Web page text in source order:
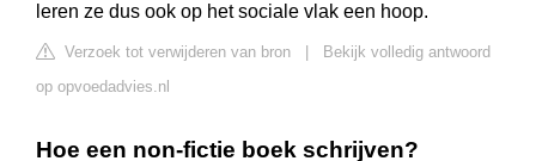
leren ze dus ook op het sociale vlak een hoop.
Verzoek tot verwijderen van bron
Bekijk volledig antwoord
op opvoedadvies.nl
Hoe een non-fictie boek schrijven?